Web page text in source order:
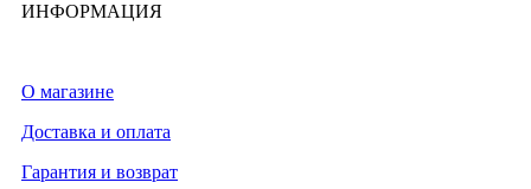
ИНФОРМАЦИЯ
О магазине
Доставка и оплата
Гарантия и возврат